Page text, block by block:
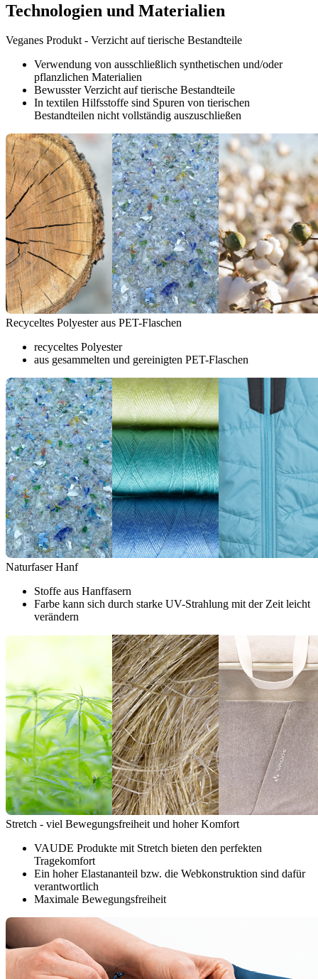
Technologien und Materialien
Veganes Produkt - Verzicht auf tierische Bestandteile
Verwendung von ausschließlich synthetischen und/oder
pflanzlichen Materialien
Bewusster Verzicht auf tierische Bestandteile
In textilen Hilfsstoffe sind Spuren von tierischen
Bestandteilen nicht vollständig auszuschließen
Recyceltes Polyester aus PET-Flaschen
recyceltes Polyester
aus gesammelten und gereinigten PET-Flaschen
Naturfaser Hanf
Stoffe aus Hanffasern
Farbe kann sich durch starke UV-Strahlung mit der Zeit leicht
verändern
Stretch - viel Bewegungsfreiheit und hoher Komfort
VAUDE Produkte mit Stretch bieten den perfekten
Tragekomfort
Ein hoher Elastananteil bzw. die Webkonstruktion sind dafür
verantwortlich
Maximale Bewegungsfreiheit